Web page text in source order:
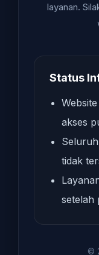
layanan.
Status
akses
tidak
setelah
©